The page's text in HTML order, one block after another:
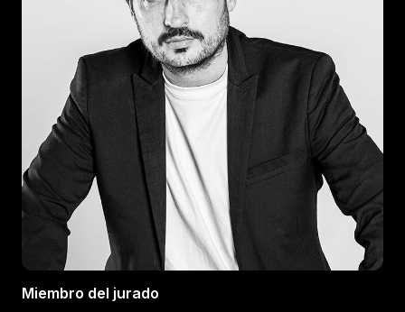
Boletería
Miembro del jurado